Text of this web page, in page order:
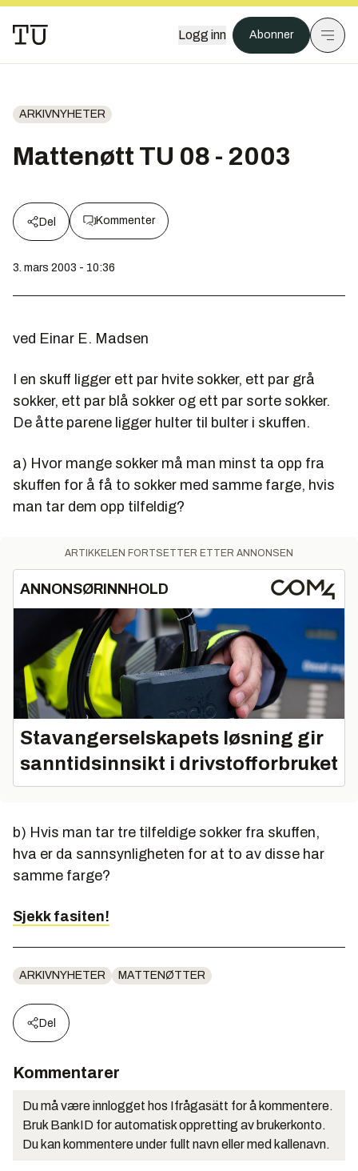
Logg inn Abonner
ARKIVNYHETER
Mattenøtt TU 08 - 2003
Del Kommenter
3. mars 2003 - 10:36
ved Einar E. Madsen
I en skuff ligger ett par hvite sokker, ett par grå
sokker, ett par blå sokker og ett par sorte sokker.
De åtte parene ligger hulter til bulter i skuffen.
a) Hvor mange sokker må man minst ta opp fra
skuffen for å få to sokker med samme farge, hvis
man tar dem opp tilfeldig?
ARTIKKELEN FORTSETTER ETTER ANNONSEN
ANNONSØRINNHOLD
Stavangerselskapets løsning gir
sanntidsinnsikt i drivstofforbruket
b) Hvis man tar tre tilfeldige sokker fra skuffen,
hva er da sannsynligheten for at to av disse har
samme farge?
Sjekk fasiten!
ARKIVNYHETER MATTENØTTER
Del
Kommentarer
Du må være innlogget hos Ifrågasätt for å kommentere.
Bruk BankID for automatisk oppretting av brukerkonto.
Du kan kommentere under fullt navn eller med kallenavn.